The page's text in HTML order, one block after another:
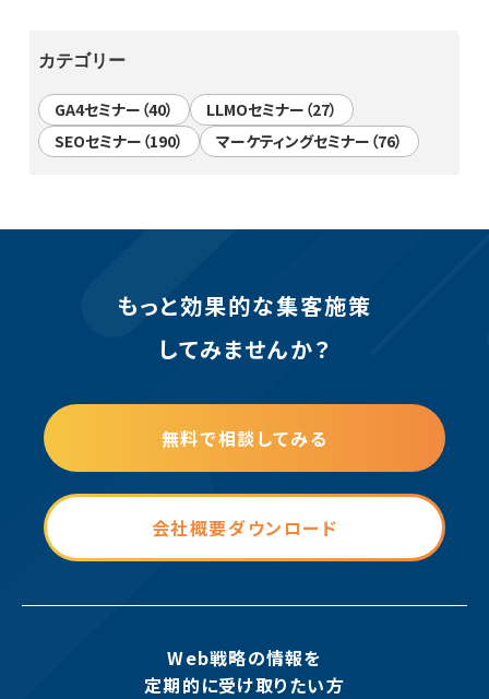
カテゴリー
GA4セミナー（40）
LLMOセミナー（27）
SEOセミナー（190）
マーケティングセミナー（76）
もっと効果的な集客施策
してみませんか？
無料で相談してみる
会社概要ダウンロード
Web戦略の情報を
定期的に受け取りたい方